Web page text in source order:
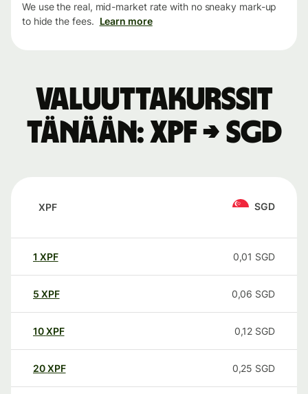
We use the real, mid-market rate with no sneaky mark-up
to hide the fees. Learn more
Valuuttakurssit
tänään: XPF → SGD
XPF SGD
1 XPF 0,01 SGD
5 XPF 0,06 SGD
10XPF 0,12 SGD
20XPF 0,25 SGD